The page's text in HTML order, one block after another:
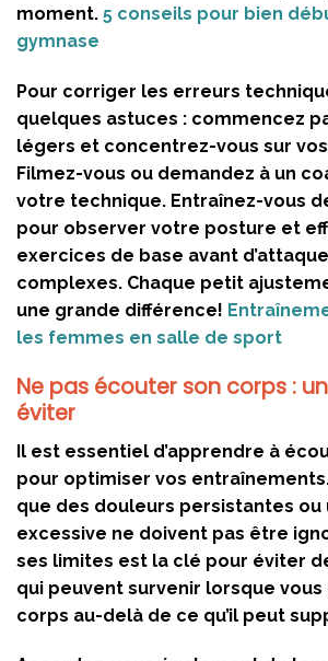
moment. 5 conseils pour bien
gymnase
Pour corriger les erreurs
quelques astuces : commencez
légers et concentrez-vous sur
Filmez-vous ou demandez à un
votre technique. Entraînez-vous
pour observer votre posture et
exercices de base avant
complexes. Chaque petit
une grande différence!
les femmes en salle de sport
Ne pas écouter son corps :
éviter
Il est essentiel d’apprendre à
pour optimiser vos
que des douleurs persistantes ou
excessive ne doivent pas être
ses limites est la clé pour éviter
qui peuvent survenir lorsque
corps au-delà de ce qu’il peut